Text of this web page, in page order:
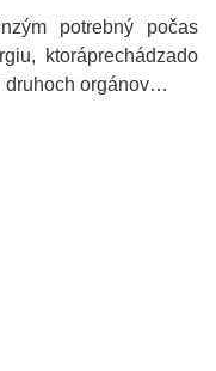
potrebný počas
ktoráprechádzado
druhoch orgánov…